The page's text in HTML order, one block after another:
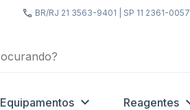
BR/RJ 21 3563-9401 | SP 11 2361-0057
Equipamentos Reagentes